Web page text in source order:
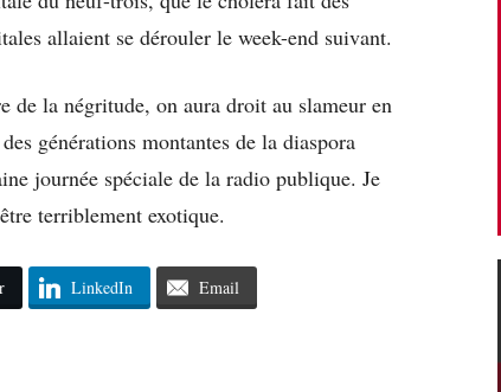
allaient se dérouler le week-end suivant.
de la négritude, on aura droit au slameur en
générations montantes de la diaspora
journée spéciale de la radio publique. Je
terriblement exotique.
LinkedIn Email